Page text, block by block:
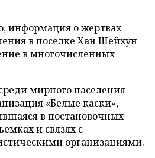
информация о жертвах
в поселке Хан Шейхун
в многочисленных
мирного населения
«Белые каски»,
в постановочных
и связях с
организациями.